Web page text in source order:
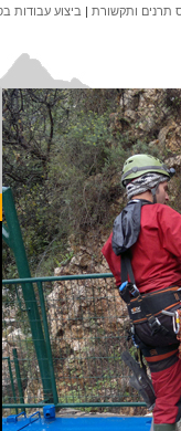
תרנים ותקשורת | ביצוע עבודות